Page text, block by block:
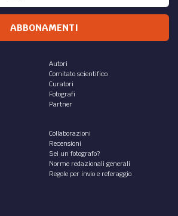
ABBONAMENTI
Autori
Comitato scientifico
Curatori
Fotografi
Partner
Collaborazioni
Recensioni
Sei un fotografo?
Norme redazionali generali
Regole per invio e referaggio